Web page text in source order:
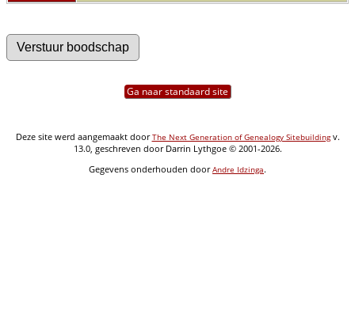
Ga naar standaard site
Deze site werd aangemaakt doorThe Next Generation of Genealogy Sitebuildingv.
13.0, geschreven door Darrin Lythgoe © 2001-2026.
Gegevens onderhouden doorAndre Idzinga.